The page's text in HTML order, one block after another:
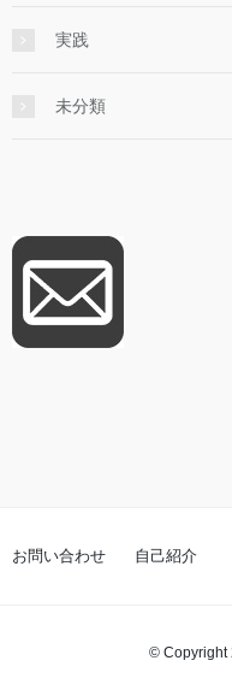
実践
未分類
お問い合わせ 自己紹介
© Copyright